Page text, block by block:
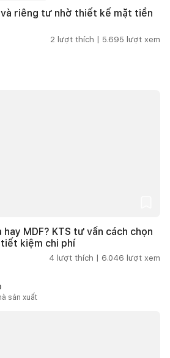
và riêng tư nhờ thiết kế mặt tiền
2 lượt thích | 5.695 lượt xem
MDF? KTS tư vấn cách chọn
kiệm chi phí
4 lượt thích | 6.046 lượt xem
sản xuất